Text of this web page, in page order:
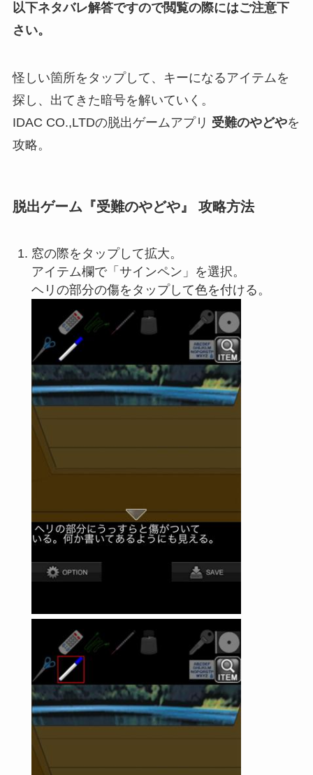
以下ネタバレ解答ですので閲覧の際にはご注意下
さい。
怪しい箇所をタップして、キーになるアイテムを
探し、出てきた暗号を解いていく。
IDAC CO.,LTDの脱出ゲームアプリ 受難のやどやを
攻略。
脱出ゲーム『受難のやどや』 攻略方法
窓の際をタップして拡大。
アイテム欄で「サインペン」を選択。
ヘリの部分の傷をタップして色を付ける。